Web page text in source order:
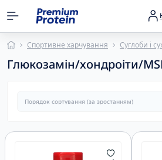
Спортивне харчування Суглоби і
Глюкозамін/хондроіти/